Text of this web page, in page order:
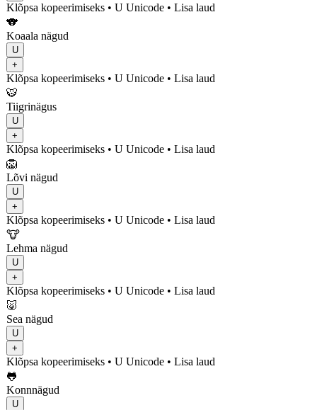
Klõpsa kopeerimiseks • U Unicode • Lisa laud
🐨
Koaala nägud
U
+
Klõpsa kopeerimiseks • U Unicode • Lisa laud
🐯
Tiigrinägus
U
+
Klõpsa kopeerimiseks • U Unicode • Lisa laud
🦁
Lõvi nägud
U
+
Klõpsa kopeerimiseks • U Unicode • Lisa laud
🐮
Lehma nägud
U
+
Klõpsa kopeerimiseks • U Unicode • Lisa laud
🐷
Sea nägud
U
+
Klõpsa kopeerimiseks • U Unicode • Lisa laud
🐸
Konnnägud
U